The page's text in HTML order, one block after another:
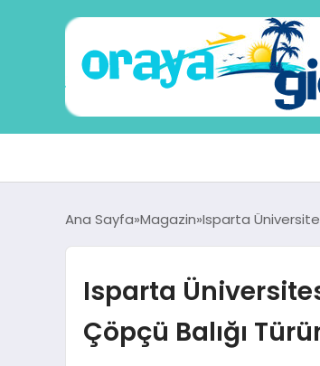
Ana Sayfa Magazin Isparta
Isparta
Çöpçü Balığı